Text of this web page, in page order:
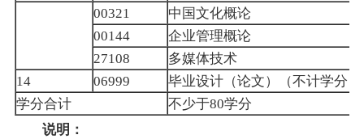
00321 中国文化概论
00144 企业管理概论
27108 多媒体技术
14 06999
毕业设计（论文）（不计学分）
学分合计
不少于80学分
说明：